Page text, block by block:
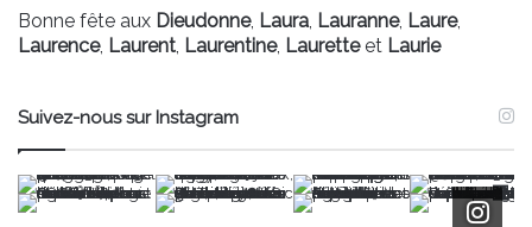
Bonne fête aux Dieudonne, Laura, Lauranne, Laure,
Laurence, Laurent, Laurentine, Lauretteet Laurie
Suivez-nous sur Instagram